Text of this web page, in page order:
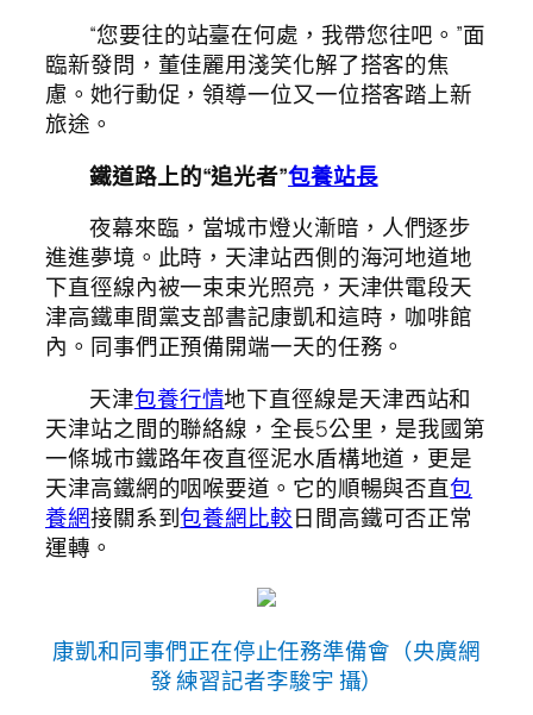
“您要往的站臺在何處，我帶您往吧。”面
臨新發問，董佳麗用淺笑化解了搭客的焦
慮。她行動促，領導一位又一位搭客踏上新
旅途。
鐵道路上的“追光者”包養站長
夜幕來臨，當城市燈火漸暗，人們逐步
進進夢境。此時，天津站西側的海河地道地
下直徑線內被一束束光照亮，天津供電段天
津高鐵車間黨支部書記康凱和這時，咖啡館
內。同事們正預備開端一天的任務。
天津包養行情地下直徑線是天津西站和
天津站之間的聯絡線，全長5公里，是我國第
一條城市鐵路年夜直徑泥水盾構地道，更是
天津高鐵網的咽喉要道。它的順暢與否直包
養網接關系到包養網比較日間高鐵可否正常
運轉。
康凱和同事們正在停止任務準備會（央廣網
發 練習記者李駿宇 攝）